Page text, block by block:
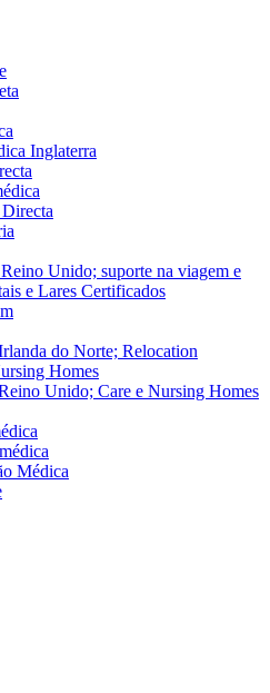
Inglaterra
Unido; suporte na viagem e
e Lares Certificados
do Norte; Relocation
Homes
Unido; Care e Nursing Homes
Médica